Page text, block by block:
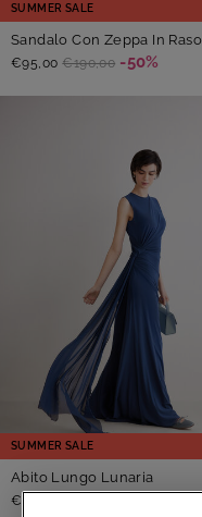
SUMMER SALE
Sandalo Con Zeppa In Raso
€95,00 €190,00 -50%
SUMMER SALE
Abito Lungo Lunaria
€195,00